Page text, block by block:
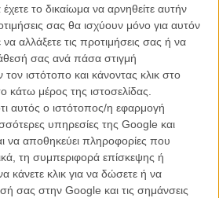
το δικαίωμα να αρνηθείτε αυτήν
σας θα ισχύουν μόνο για αυτόν
αλλάξετε τις προτιμήσεις σας ή να
σας ανά πάσα στιγμή
ιστότοπο και κάνοντας κλικ στο
κάτω μέρος της ιστοσελίδας.
αυτός ο ιστότοπος/η εφαρμογή
υπηρεσίες της Google και
να αποθηκεύει πληροφορίες που
τη συμπεριφορά επίσκεψης ή
κάνετε κλικ για να δώσετε ή να
σας στην Google και τις σημάνσεις
CONNECT
μας.